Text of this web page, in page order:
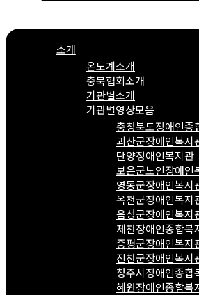
소개
온도계소개
충북협회소개
기관별소개
기관별영상모음
충청북도장애인종
괴산군장애인복지
단양장애인복지관
보은군노인장애인
영동군장애인복지
옥천군장애인복지
음성군장애인복지
제천장애인종합복
증평군장애인복지
진천군장애인복지
청주시장애인종합
혜원장애인종합복